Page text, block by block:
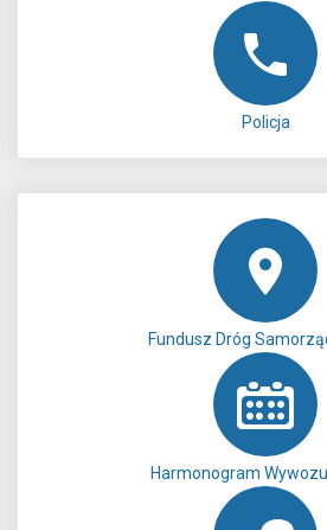
Policja
Fundusz Dróg
Harmonogram